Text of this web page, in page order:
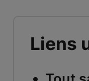
Liens